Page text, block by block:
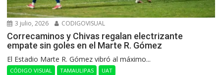
3 julio, 2026 CODIGOVISUAL
Correcaminos y Chivas regalan electrizante
empate sin goles en el Marte R. Gómez
El Estadio Marte R. Gómez vibró al máximo...
CÓDIGO VISUAL TAMAULIPAS UAT